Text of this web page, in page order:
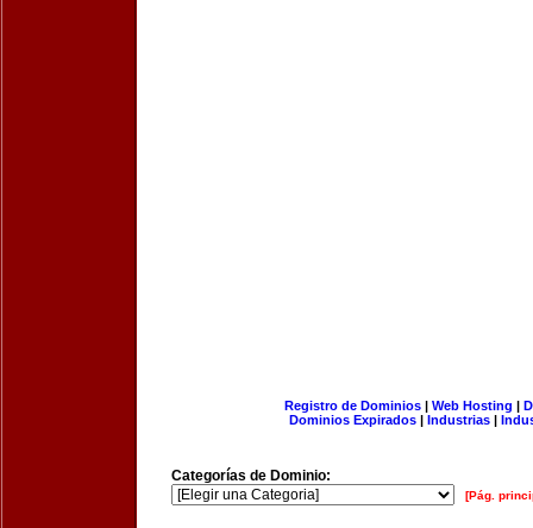
Registro de Dominios| Web Hosting |
Dominios Expirados | Industrias |
Categorías de Dominio:
[Pág.